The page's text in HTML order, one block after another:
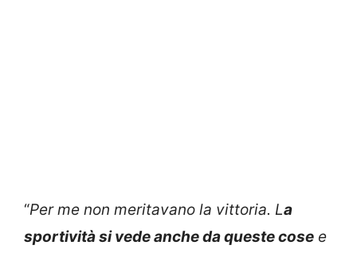
“Per me non meritavano la vittoria. La
sportività si vede anche da queste cose e